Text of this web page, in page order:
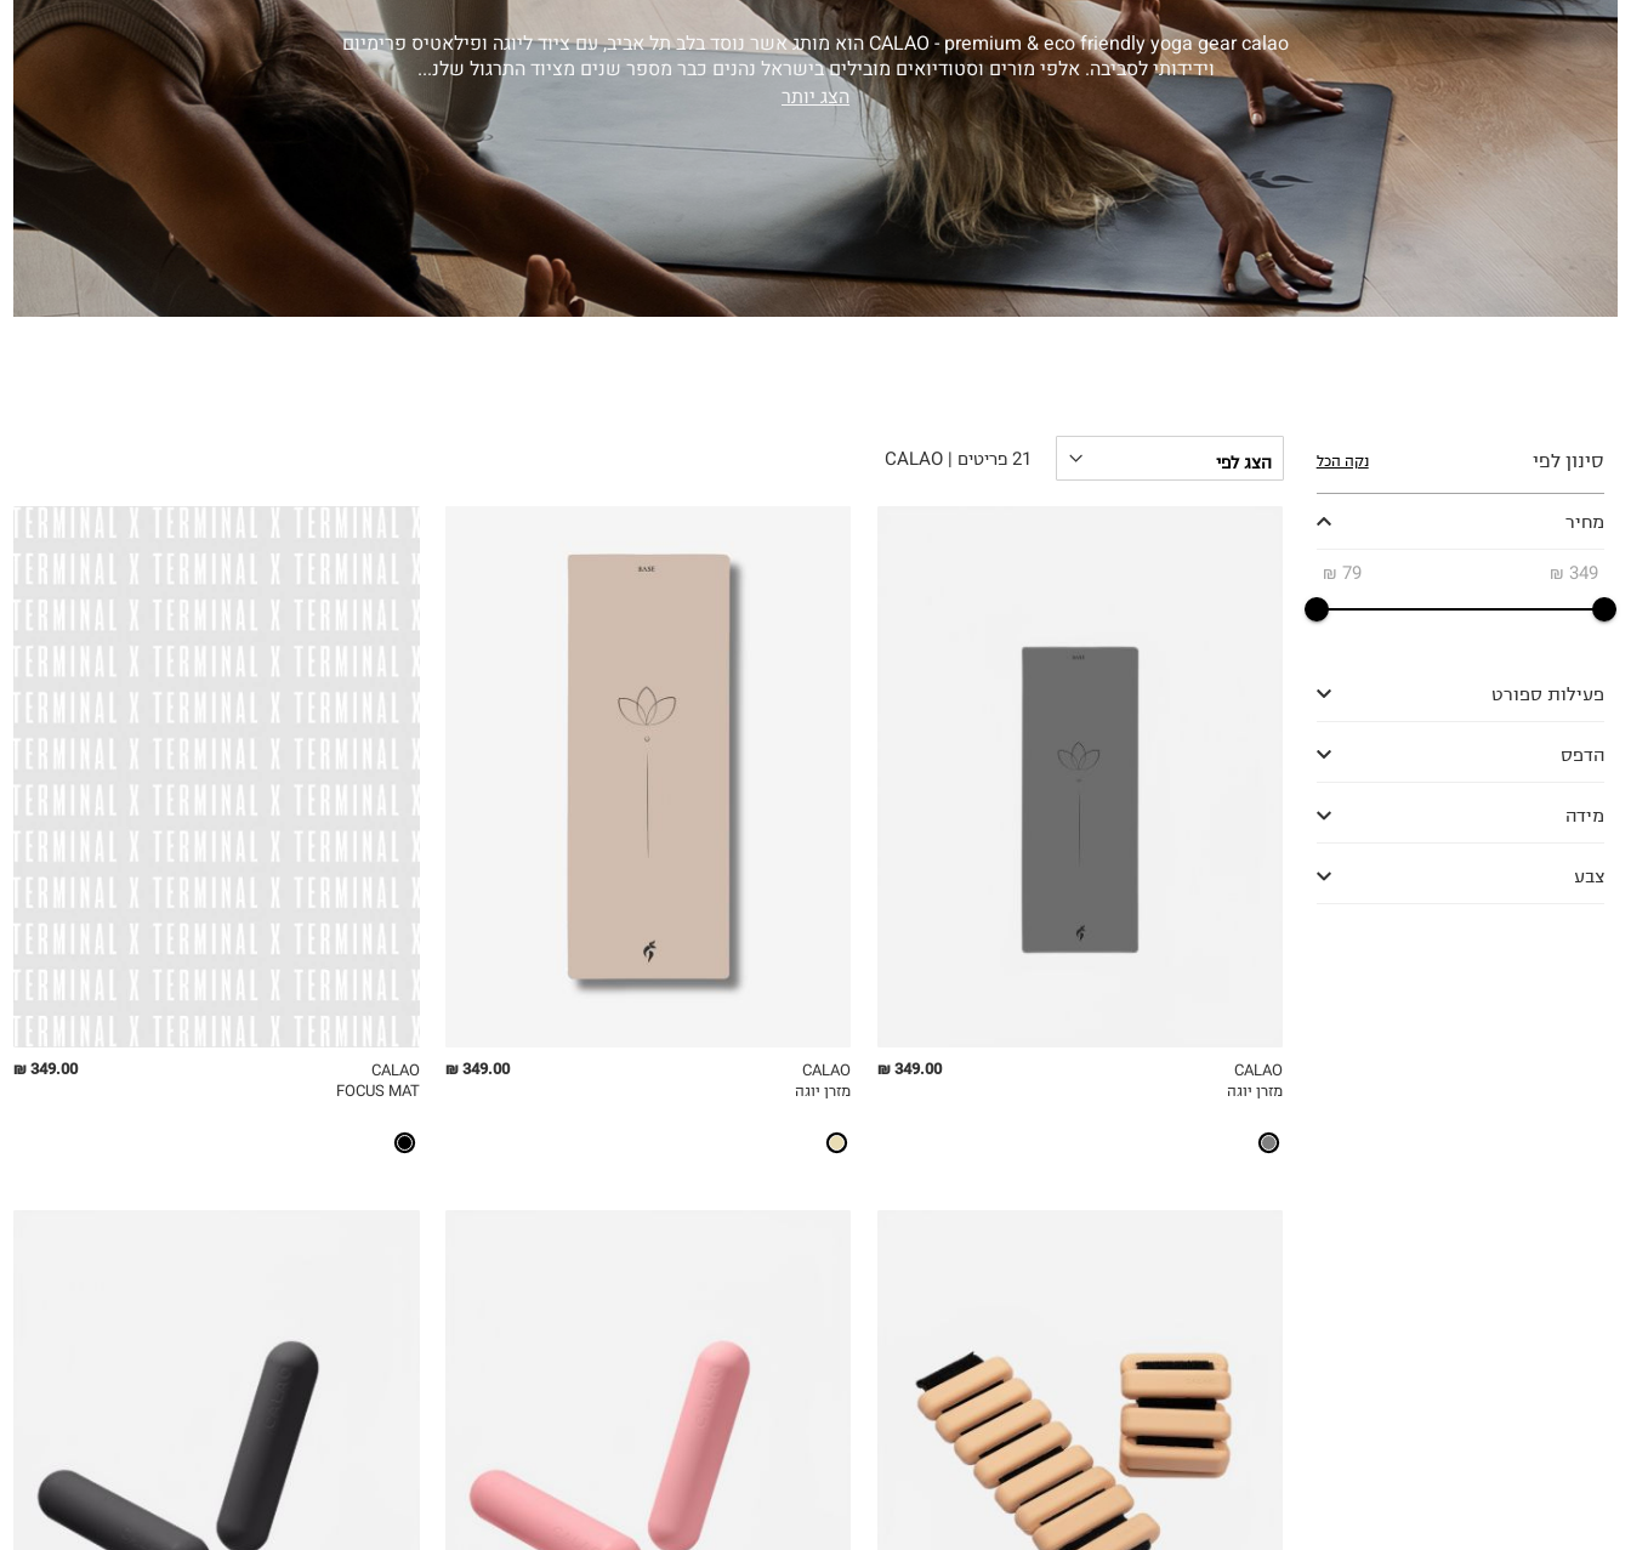
הכניסו מייל
אני רוצה לקבל מטרמינל איקס מידע ופרסום על הטבות,
עדכונים וקולקציות חדשות באמצעי התקשרות
והטכנולוגיה השונים כגון: דוא"ל/ סמס/ וואטסאפ ועוד.
ידוע לי כי באפשרותי לבטל את ההסכמה בכל עת באיזור
האישי או בפנייה לsupport@terminalx.com. למידע
נוסף על אופן השימוש במידע האישי ראו אתמדיניות
CALAO - premium & eco friendly yoga gear calao הוא מותג אשר נוסד בלב תל אביב, עם ציוד ליוגה ופילאטיס פרימיום
וידידותי לסביבה. אלפי מורים וסטודיואים מובילים בישראל נהנים כבר מספר שנים מציוד התרגול שלנ...
הצג יותר
סינון לפי נקה הכל
מחיר
79
₪ 349
₪
פעילות ספורט
הדפס
מידה
צבע
21 פריטים |
CALAO
349.00 ₪
CALAO
מזרן יוגה
349.00 ₪
CALAO
מזרן יוגה
349.00 ₪
CALAO
FOCUS MAT
OneSize